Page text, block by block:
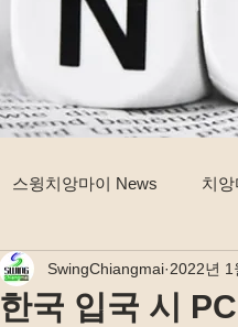
스윙치앙마이 News 치
한국 입국 시
SwingChiangmai 2022년 1